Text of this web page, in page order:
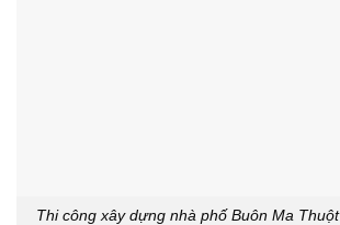
Thi công xây dựng nhà phố Buôn Ma